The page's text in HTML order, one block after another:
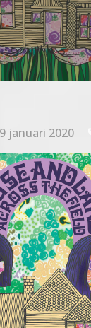
januari 2020